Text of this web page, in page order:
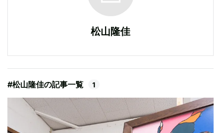
松山隆佳
#松山隆佳の記事一覧 1